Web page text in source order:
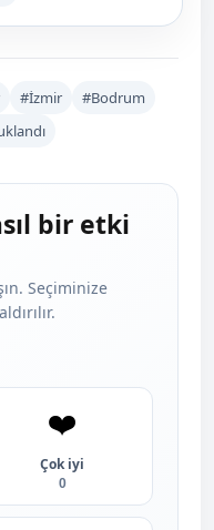
#İzmir
#Bodrum
bir etki
Seçiminize
❤️
Çok iyi
0